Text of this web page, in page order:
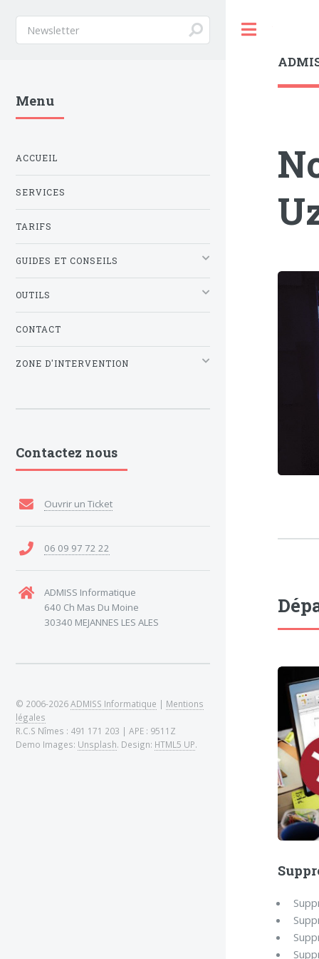
Menu
ACCUEIL
SERVICES
TARIFS
GUIDES ET CONSEILS
OUTILS
CONTACT
ZONE D'INTERVENTION
Contactez nous
Ouvrir un Ticket
06 09 97 72 22
ADMISS Informatique
640 Ch Mas Du Moine
30340 MEJANNES LES ALES
© 2006-2026ADMISS Informatique | Mentions
légales
R.C.S Nîmes : 491 171 203 | APE : 9511Z
Demo Images: Unsplash. Design: HTML5 UP.